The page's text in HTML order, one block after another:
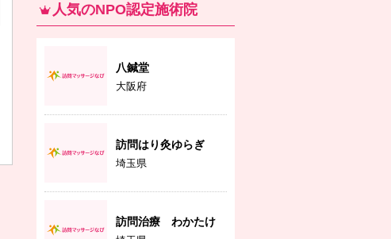
人気のNPO認定施術院
八鍼堂
大阪府
訪問はり灸ゆらぎ
埼玉県
訪問治療 わかたけ